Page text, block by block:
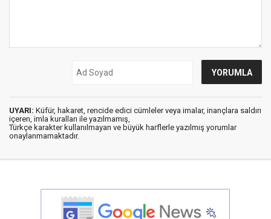
UYARI: Küfür, hakaret, rencide edici cümleler veya imalar, inançlara saldırı
içeren, imla kuralları ile yazılmamış,
Türkçe karakter kullanılmayan ve büyük harflerle yazılmış yorumlar
onaylanmamaktadır.